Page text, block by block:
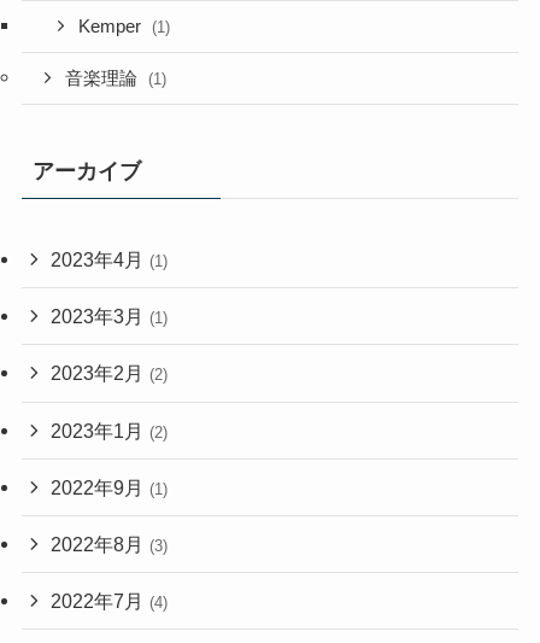
Kemper (1)
音楽理論 (1)
アーカイブ
2023年4月 (1)
2023年3月 (1)
2023年2月 (2)
2023年1月 (2)
2022年9月 (1)
2022年8月 (3)
2022年7月 (4)